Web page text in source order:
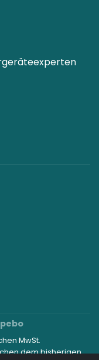
MwSt.
dem bisherigen